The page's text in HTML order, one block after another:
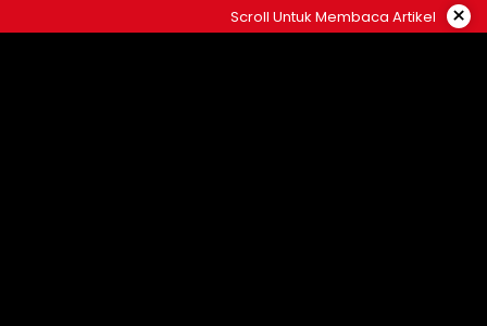
to
Scroll Untuk Membaca Artikel ×